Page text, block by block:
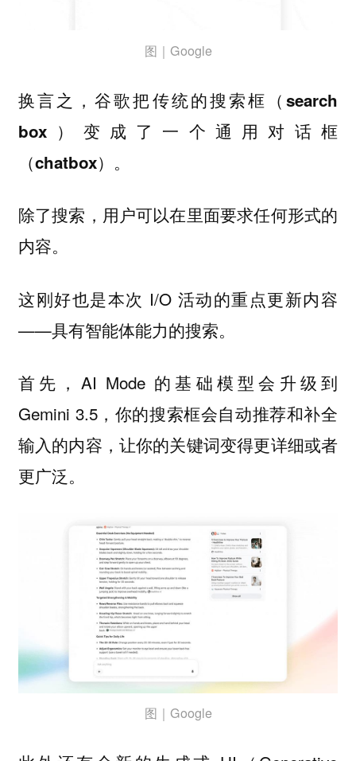
图｜Google
换言之，谷歌把传统的搜索框（search
box）变成了一个通用对话框
（chatbox）。
除了搜索，用户可以在里面要求任何形式的
内容。
这刚好也是本次 I/O 活动的重点更新内容
——具有智能体能力的搜索。
首先，AI Mode 的基础模型会升级到
Gemini 3.5，你的搜索框会自动推荐和补全
输入的内容，让你的关键词变得更详细或者
更广泛。
图｜Google